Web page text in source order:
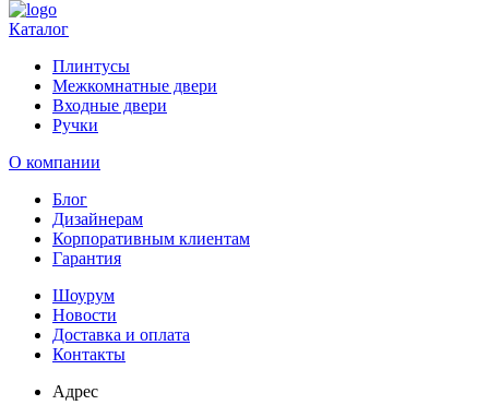
Каталог
Плинтусы
Межкомнатные двери
Входные двери
Ручки
О компании
Блог
Дизайнерам
Корпоративным клиентам
Гарантия
Шоурум
Новости
Доставка и оплата
Контакты
Адрес